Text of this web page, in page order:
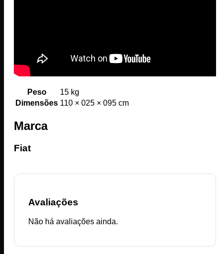
Peso
15 kg
Dimensões 110 × 025 × 095 cm
Marca
Fiat
Avaliações
Não há avaliações ainda.